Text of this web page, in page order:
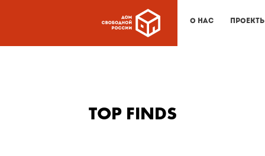
О нас
TOP FINDS